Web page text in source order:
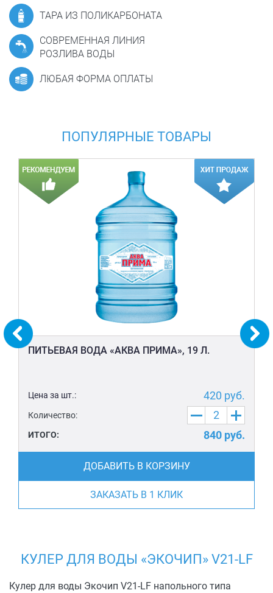
ТАРА ИЗ ПОЛИКАРБОНАТА
СОВРЕМЕННАЯ ЛИНИЯ
РОЗЛИВА ВОДЫ
ЛЮБАЯ ФОРМА ОПЛАТЫ
ПОПУЛЯРНЫЕ ТОВАРЫ
ПИТЬЕВАЯ ВОДА «АКВА ПРИМА», 19 Л.
Цена за шт.: 420 руб.
Количество:
ИТОГО: 840 руб.
ДОБАВИТЬ В КОРЗИНУ
ЗАКАЗАТЬ В 1 КЛИК
КУЛЕР ДЛЯ ВОДЫ «ЭКОЧИП» V21-LF
Кулер для воды Экочип V21-LF напольного типа